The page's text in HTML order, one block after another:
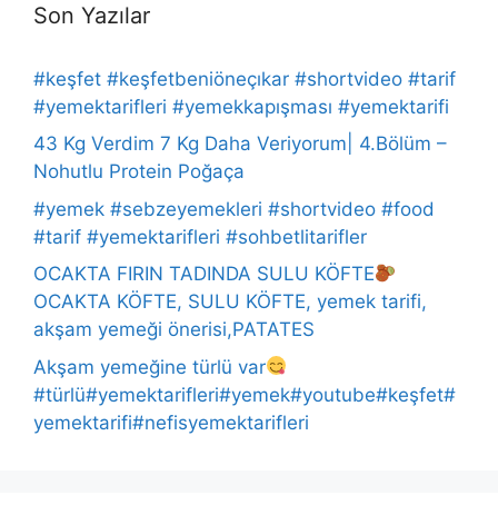
Son Yazılar
#keşfet #keşfetbeniöneçıkar #shortvideo #tarif
#yemektarifleri #yemekkapışması #yemektarifi
43 Kg Verdim 7 Kg Daha Veriyorum| 4.Bölüm –
Nohutlu Protein Poğaça
#yemek #sebzeyemekleri #shortvideo #food
#tarif #yemektarifleri #sohbetlitarifler
OCAKTA FIRIN TADINDA SULU KÖFTE
OCAKTA KÖFTE, SULU KÖFTE, yemek tarifi,
akşam yemeği önerisi,PATATES
Akşam yemeğine türlü var
#türlü#yemektarifleri#yemek#youtube#keşfet#
yemektarifi#nefisyemektarifleri